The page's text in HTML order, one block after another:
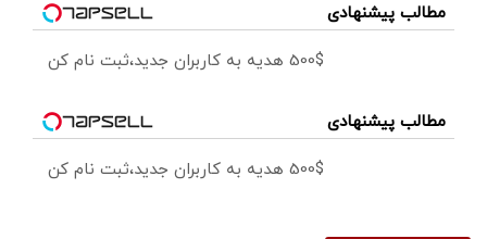
مطالب پیشنهادی
500$ هدیه به کاربران جدید،ثبت نام کن
مطالب پیشنهادی
500$ هدیه به کاربران جدید،ثبت نام کن